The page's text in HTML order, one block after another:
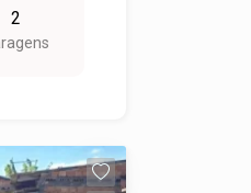
e
área
reunir
2